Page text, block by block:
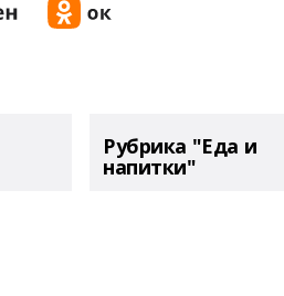
Рубрика "Еда и
напитки"